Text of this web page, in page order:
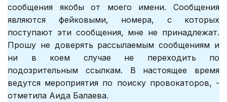
сообщения якобы от моего имени. Сообщения
являются фейковыми, номера, с которых
поступают эти сообщения, мне не принадлежат.
Прошу не доверять рассылаемым сообщениям и
ни в коем случае не переходить по
подозрительным ссылкам. В настоящее время
ведутся мероприятия по поиску провокаторов, -
отметила Аида Балаева.